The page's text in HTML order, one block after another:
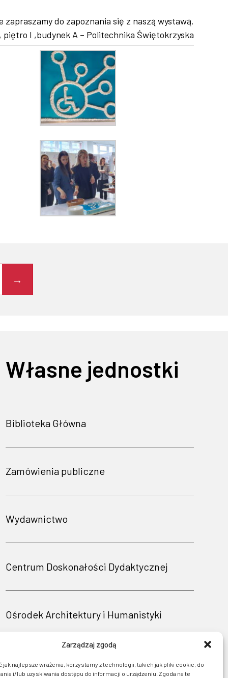
Zarządzaj zgodą
jak najlepsze wrażenia, korzystamy z technologii, takich jak pliki cookie, do
i/lub uzyskiwania dostępu do informacji o urządzeniu. Zgoda na te
zapraszamy do zapoznania się z naszą wystawą.
piętro I ,budynek A – Politechnika Świętokrzyska
Własne jednostki
Biblioteka Główna
Zamówienia publiczne
Wydawnictwo
Centrum Doskonałości Dydaktycznej
Ośrodek Architektury i Humanistyki